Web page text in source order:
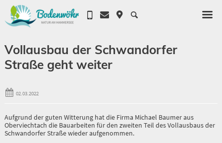
Vollausbau der Schwandorfer
Straße geht weiter
02.03.2022
Aufgrund der guten Witterung hat die Firma Michael Baumer aus
Oberviechtach die Bauarbeiten für den zweiten Teil des Vollausbaus der
Schwandorfer Straße wieder aufgenommen.